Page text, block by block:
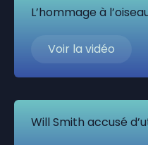
L’hommage à
Voir la vidéo
Will Smith accusé